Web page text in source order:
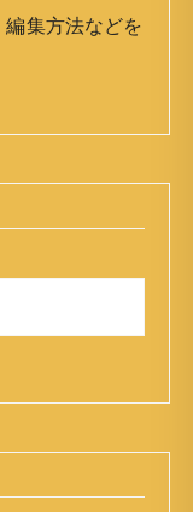
集方法などを